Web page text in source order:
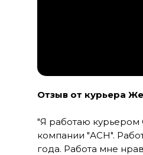
Отзыв от курьера
"Я работаю курьером
компании "АСН".
года. Работа мне